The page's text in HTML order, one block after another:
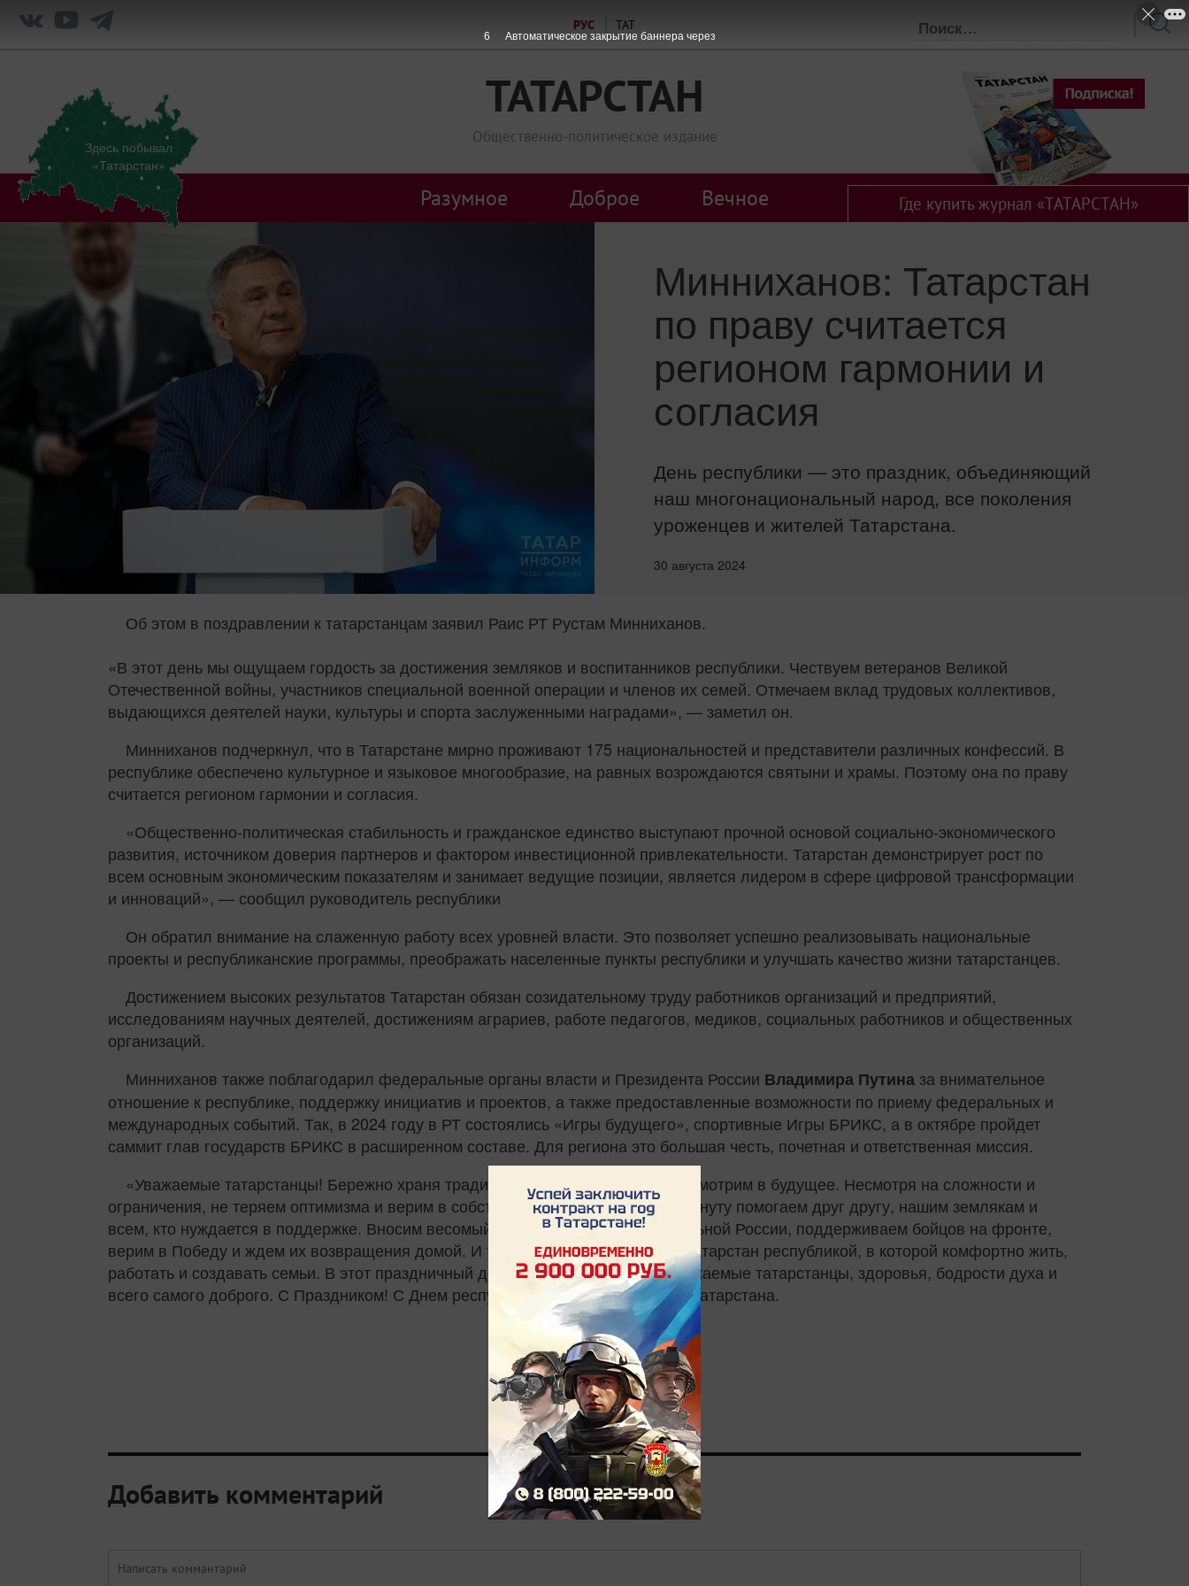
РУС ТАТ
ТАТАРСТАН
Общественно-политическое издание
Здесь побывал
«Татарстан»
Разумное Доброе Вечное Где купить журнал «ТАТАРСТАН»
Минниханов: Татарстан
по праву считается
регионом гармонии и
согласия
День республики — это праздник, объединяющий
наш многонациональный народ, все поколения
уроженцев и жителей Татарстана.
30 августа 2024
Об этом в поздравлении к татарстанцам заявил Раис РТ Рустам Минниханов.
«В этот день мы ощущаем гордость за достижения земляков и воспитанников республики. Чествуем ветеранов Великой
Отечественной войны, участников специальной военной операции и членов их семей. Отмечаем вклад трудовых коллективов,
выдающихся деятелей науки, культуры и спорта заслуженными наградами», — заметил он.
Минниханов подчеркнул, что в Татарстане мирно проживают 175 национальностей и представители различных конфессий. В
республике обеспечено культурное и языковое многообразие, на равных возрождаются святыни и храмы. Поэтому она по праву
считается регионом гармонии и согласия.
«Общественно-политическая стабильность и гражданское единство выступают прочной основой социально-экономического
развития, источником доверия партнеров и фактором инвестиционной привлекательности. Татарстан демонстрирует рост по
всем основным экономическим показателям и занимает ведущие позиции, является лидером в сфере цифровой трансформации
и инноваций», — сообщил руководитель республики
Он обратил внимание на слаженную работу всех уровней власти. Это позволяет успешно реализовывать национальные
проекты и республиканские программы, преображать населенные пункты республики и улучшать качество жизни татарстанцев.
Достижением высоких результатов Татарстан обязан созидательному труду работников организаций и предприятий,
исследованиям научных деятелей, достижениям аграриев, работе педагогов, медиков, социальных работников и общественных
организаций.
Минниханов также поблагодарил федеральные органы власти и Президента России Владимира Путина за внимательное
отношение к республике, поддержку инициатив и проектов, а также предоставленные возможности по приему федеральных и
международных событий. Так, в 2024 году в РТ состоялись «Игры будущего», спортивные Игры БРИКС, а в октябре пройдет
саммит глав государств БРИКС в расширенном составе. Для региона это большая честь, почетная и ответственная миссия.
«Уважаемые татарстанцы! Бережно храня традиции предков, мы уверенно смотрим в будущее. Несмотря на сложности и
ограничения, не теряем оптимизма и верим в собственные силы. В трудную минуту помогаем друг другу, нашим землякам и
всем, кто нуждается в поддержке. Вносим весомый вклад в строительство сильной России, поддерживаем бойцов на фронте,
верим в Победу и ждем их возвращения домой. И только вместе мы делаем Татарстан республикой, в которой комфортно жить,
работать и создавать семьи. В этот праздничный день хочу пожелать вам, уважаемые татарстанцы, здоровья, бодрости духа и
всего самого доброго. С Праздником! С Днем республики!» — заключил Раис Татарстана.
0
Добавить комментарий
5 Автоматическое закрытие баннера через